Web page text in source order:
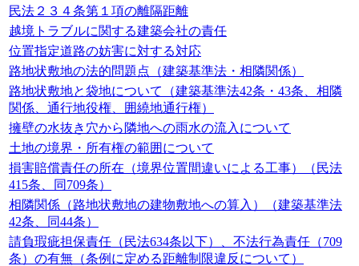
民法２３４条第１項の離隔距離
越境トラブルに関する建築会社の責任
位置指定道路の妨害に対する対応
路地状敷地の法的問題点（建築基準法・相隣関係）
路地状敷地と袋地について（建築基準法42条・43条、相隣
関係、通行地役権、囲繞地通行権）
擁壁の水抜き穴から隣地への雨水の流入について
土地の境界・所有権の範囲について
損害賠償責任の所在（境界位置間違いによる工事）（民法
415条、同709条）
相隣関係（路地状敷地の建物敷地への算入）（建築基準法
42条、同44条）
請負瑕疵担保責任（民法634条以下）、不法行為責任（709
条）の有無（条例に定める距離制限違反について）